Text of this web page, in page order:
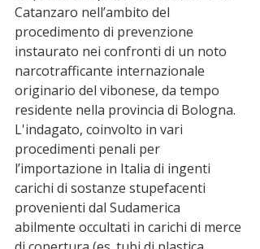
Catanzaro nell’ambito del
procedimento di prevenzione
instaurato nei confronti di un noto
narcotrafficante internazionale
originario del vibonese, da tempo
residente nella provincia di Bologna.
L'indagato, coinvolto in vari
procedimenti penali per
l’importazione in Italia di ingenti
carichi di sostanze stupefacenti
provenienti dal Sudamerica
abilmente occultati in carichi di merce